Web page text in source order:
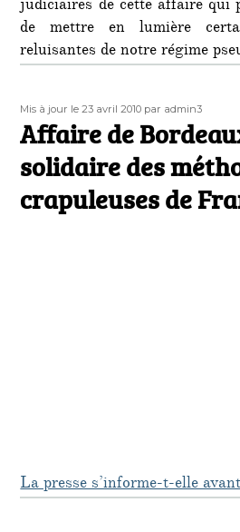
judiciaires de cette affaire qui
de mettre en lumière
reluisantes de notre régime
Publié
le
Mis à jour le 23 avril 2010 Auteur
par admin3
Affaire de
solidaire des
crapuleuses de
La presse s’informe-t-elle